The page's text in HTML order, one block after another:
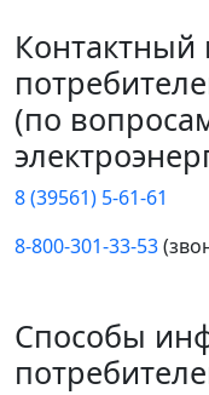
Контактный
(по
8 (39561) 5-61-61
8-800-301-33-53
Способы